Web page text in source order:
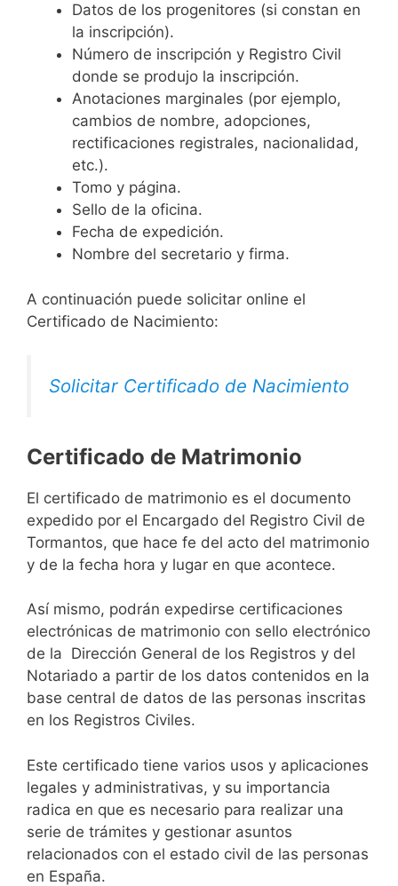
Datos de los progenitores (si constan en
la inscripción).
Número de inscripción y Registro Civil
donde se produjo la inscripción.
Anotaciones marginales (por ejemplo,
cambios de nombre, adopciones,
rectificaciones registrales, nacionalidad,
etc.).
Tomo y página.
Sello de la oficina.
Fecha de expedición.
Nombre del secretario y firma.
A continuación puede solicitar online el
Certificado de Nacimiento:
Solicitar Certificado de Nacimiento
Certificado de Matrimonio
El certificado de matrimonio es el documento
expedido por el Encargado del Registro Civil de
Tormantos, que hace fe del acto del matrimonio
y de la fecha hora y lugar en que acontece.
Así mismo, podrán expedirse certificaciones
electrónicas de matrimonio con sello electrónico
de la Dirección General de los Registros y del
Notariado a partir de los datos contenidos en la
base central de datos de las personas inscritas
en los Registros Civiles.
Este certificado tiene varios usos y aplicaciones
legales y administrativas, y su importancia
radica en que es necesario para realizar una
serie de trámites y gestionar asuntos
relacionados con el estado civil de las personas
en España.